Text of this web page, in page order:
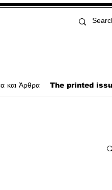
και Άρθρα The printed